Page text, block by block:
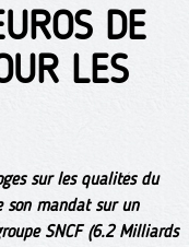
DE
LES
sur les qualités du
son mandat sur un
SNCF (6.2 Milliards